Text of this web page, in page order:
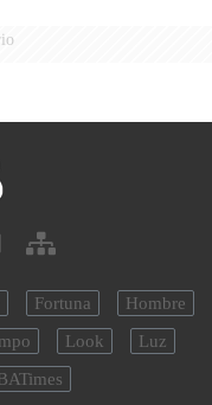
Fortuna
Hombre
Look
Luz